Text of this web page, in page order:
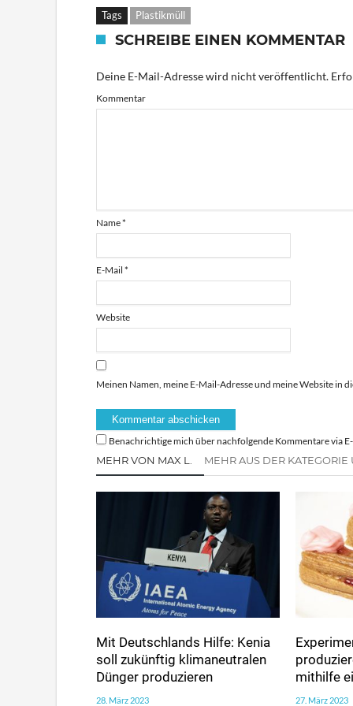
Tags Plastikmüll
SCHREIBE EINEN KOMMENTAR
Deine E-Mail-Adresse wird nicht veröffentlicht.
Kommentar
Name*
E-Mail *
Website
Meinen Namen, meine E-Mail-Adresse und meine Website in
Benachrichtige mich über nachfolgende Kommentare via
MEHR VON MAX L. MEHR AUS DER KATEGORIE
Mit Deutschlands Hilfe: Kenia
soll zukünftig klimaneutralen
Dünger produzieren
28. März 2023
mithilfe
27. März 2023